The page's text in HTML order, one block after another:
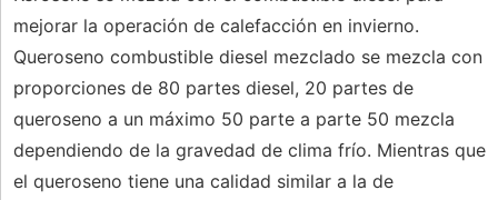
mejorar la operación de calefacción en invierno.
Queroseno combustible diesel mezclado se mezcla con
proporciones de 80 partes diesel, 20 partes de
queroseno a un máximo 50 parte a parte 50 mezcla
dependiendo de la gravedad de clima frío. Mientras que
el queroseno tiene una calidad similar a la de